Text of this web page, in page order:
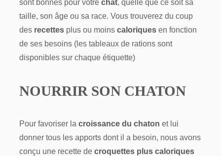
sont bonnes pour votre chat, quelle que ce soit sa
taille, son âge ou sa race. Vous trouverez du coup
des recettes plus ou moins caloriques en fonction
de ses besoins (les tableaux de rations sont
disponibles sur chaque étiquette)
NOURRIR SON CHATON
Pour favoriser la croissance du chaton et lui
donner tous les apports dont il a besoin, nous avons
conçu une recette de croquettes plus caloriques